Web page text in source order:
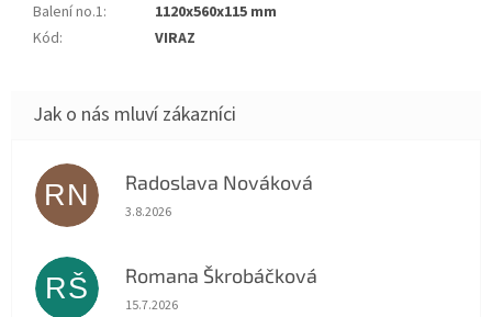
Balení no.1:
1120x560x115 mm
Kód: VIRAZ
RN Radoslava Nováková
Hodnocení obchodu je 5 z 5 hvězdiček.
3.8.2026
RŠ Romana Škrobáčková
Hodnocení obchodu je 5 z 5 hvězdiček.
15.7.2026